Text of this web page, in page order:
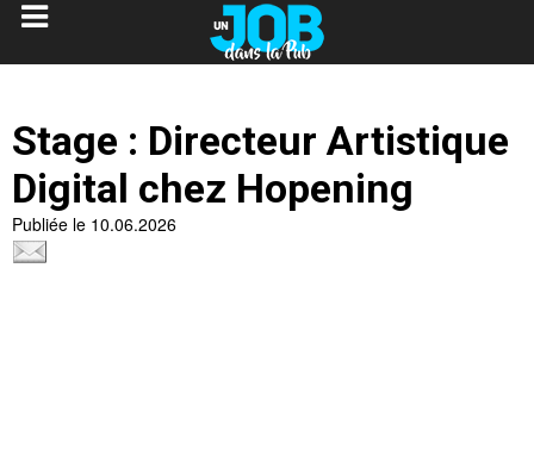
Stage : Directeur Artistique
Digital chez Hopening
Publiée le 10.06.2026